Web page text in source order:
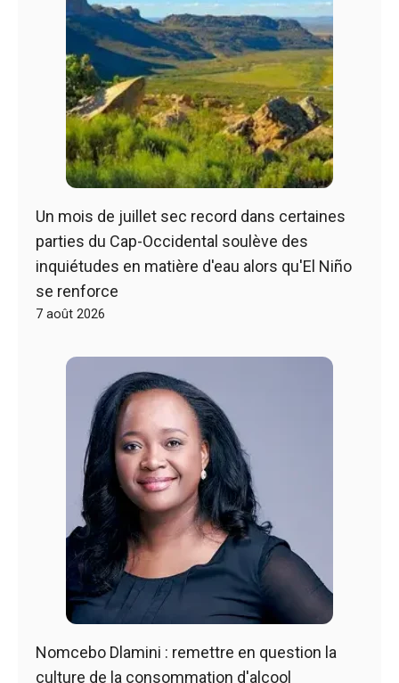
Un mois de juillet sec record dans certaines
parties du Cap-Occidental soulève des
inquiétudes en matière d'eau alors qu'El Niño
se renforce
7 août 2026
Nomcebo Dlamini : remettre en question la
culture de la consommation d'alcool